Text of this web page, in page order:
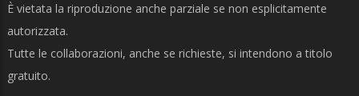
È vietata la riproduzione anche parziale se non esplicitamente
autorizzata.
Tutte le collaborazioni, anche se richieste, si intendono a titolo
gratuito.